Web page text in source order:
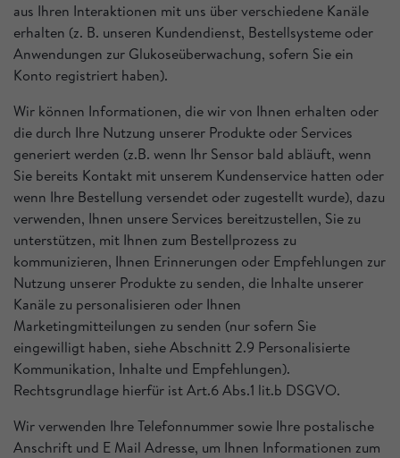
aus Ihren Interaktionen mit uns über verschiedene Kanäle
erhalten (z. B. unseren Kundendienst, Bestellsysteme oder
Anwendungen zur Glukoseüberwachung, sofern Sie ein
Konto registriert haben).
Wir können Informationen, die wir von Ihnen erhalten oder
die durch Ihre Nutzung unserer Produkte oder Services
generiert werden (z.B. wenn Ihr Sensor bald abläuft, wenn
Sie bereits Kontakt mit unserem Kundenservice hatten oder
wenn Ihre Bestellung versendet oder zugestellt wurde), dazu
verwenden, Ihnen unsere Services bereitzustellen, Sie zu
unterstützen, mit Ihnen zum Bestellprozess zu
kommunizieren, Ihnen Erinnerungen oder Empfehlungen zur
Nutzung unserer Produkte zu senden, die Inhalte unserer
Kanäle zu personalisieren oder Ihnen
Marketingmitteilungen zu senden (nur sofern Sie
eingewilligt haben, siehe Abschnitt 2.9 Personalisierte
Kommunikation, Inhalte und Empfehlungen).
Rechtsgrundlage hierfür ist Art.6 Abs.1 lit.b DSGVO.
Wir verwenden Ihre Telefonnummer sowie Ihre postalische
Anschrift und E Mail Adresse, um Ihnen Informationen zum